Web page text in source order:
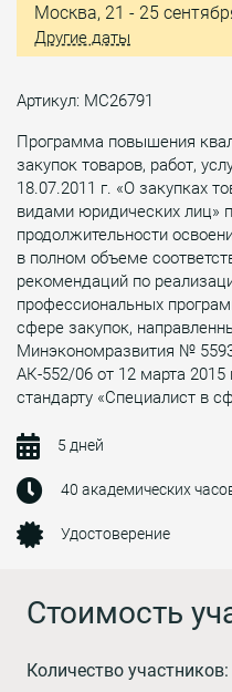
Москва, 21 - 25
Другие даты
Артикул: МС26791
Программа повышения
закупок товаров, работ,
18.07.2011 г. «О закупках
видами юридических лиц»
продолжительности
в полном объеме
рекомендаций по
профессиональных
сфере закупок,
Минэкономразвития №
АК-552/06 от 12 марта 2015
стандарту «Специалист в
5 дней
40 академических
Удостоверение
Стоимость
Количество участников: